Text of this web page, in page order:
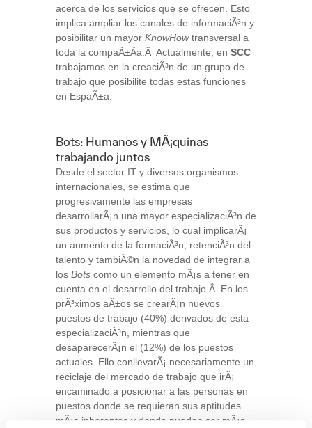
acerca de los servicios que se ofrecen. Esto
implica ampliar los canales de informaciÃ³n y
posibilitar un mayor KnowHowtransversal a
toda la compaÃ±Ã­a.Â Actualmente, en SCC
trabajamos en la creaciÃ³n de un grupo de
trabajo que posibilite todas estas funciones
en EspaÃ±a.
Bots: Humanos y MÃ¡quinas
trabajando juntos
Desde el sector IT y diversos organismos
internacionales, se estima que
progresivamente las empresas
desarrollarÃ¡n una mayor especializaciÃ³n de
sus productos y servicios, lo cual implicarÃ¡
un aumento de la formaciÃ³n, retenciÃ³n del
talento y tambiÃ©n la novedad de integrar a
los Bots como un elemento mÃ¡s a tener en
cuenta en el desarrollo del trabajo.Â En los
prÃ³ximos aÃ±os se crearÃ¡n nuevos
puestos de trabajo (40%) derivados de esta
especializaciÃ³n, mientras que
desaparecerÃ¡n el (12%) de los puestos
actuales. Ello conllevarÃ¡ necesariamente un
reciclaje del mercado de trabajo que irÃ¡
encaminado a posicionar a las personas en
puestos donde se requieran sus aptitudes
mÃ¡s inherentes y donde puedan ser mÃ¡s